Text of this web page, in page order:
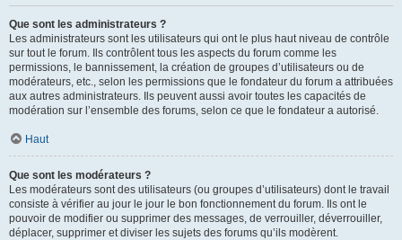
Que sont les administrateurs ?
Les administrateurs sont les utilisateurs qui ont le plus haut niveau de contrôle
sur tout le forum. Ils contrôlent tous les aspects du forum comme les
permissions, le bannissement, la création de groupes d’utilisateurs ou de
modérateurs, etc., selon les permissions que le fondateur du forum a attribuées
aux autres administrateurs. Ils peuvent aussi avoir toutes les capacités de
modération sur l’ensemble des forums, selon ce que le fondateur a autorisé.
Haut
Que sont les modérateurs ?
Les modérateurs sont des utilisateurs (ou groupes d’utilisateurs) dont le travail
consiste à vérifier au jour le jour le bon fonctionnement du forum. Ils ont le
pouvoir de modifier ou supprimer des messages, de verrouiller, déverrouiller,
déplacer, supprimer et diviser les sujets des forums qu’ils modèrent.